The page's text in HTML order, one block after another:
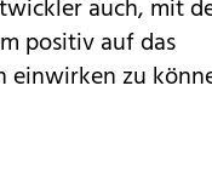
auch, mit
positiv auf das
einwirken zu